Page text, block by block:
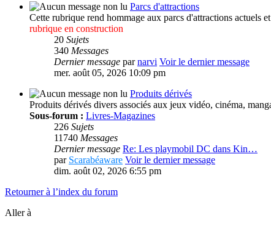
Parcs d'attractions
Cette rubrique rend hommage aux parcs d'attractions actuels
rubrique en construction
20 Sujets
340 Messages
Dernier message parnarvi Voir le dernier message
mer. août 05, 2026 10:09 pm
Produits dérivés
Produits dérivés divers associés aux jeux vidéo, cinéma,
Sous-forum : Livres-Magazines
226 Sujets
11740 Messages
Dernier message Re: Les playmobil DC dans Kin…
par Scarabéaware Voir le dernier message
dim. août 02, 2026 6:55 pm
Retourner à l’index du forum
Aller à